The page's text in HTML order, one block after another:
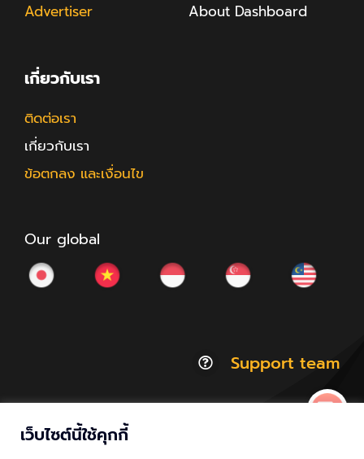
Advertiser
About Dashboard
เกี่ยวกับเรา
ติดต่อเรา
เกี่ยวกับเรา
ข้อตกลง และเงื่อนไข
Our global
Support team
เว็บไซต์นี้ใช้คุกกี้